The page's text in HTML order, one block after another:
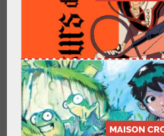
MAISON